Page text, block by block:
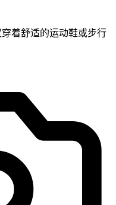
着舒适的运动鞋或步行